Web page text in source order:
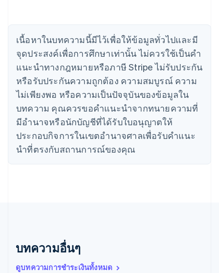
เนื้อหาในบทความนี้มีไว้เพื่อให้ข้อมูลทั่วไปและมี
จุดประสงค์เพื่อการศึกษาเท่านั้น ไม่ควรใช้เป็นคํา
แนะนําทางกฎหมายหรือภาษี Stripe ไม่รับประกัน
หรือรับประกันความถูกต้อง ความสมบูรณ์ ความ
ไม่เพียงพอ หรือความเป็นปัจจุบันของข้อมูลใน
บทความ คุณควรขอคําแนะนําจากทนายความที่
มีอํานาจหรือนักบัญชีที่ได้รับใบอนุญาตให้
ประกอบกิจการในเขตอํานาจศาลเพื่อรับคําแนะ
นําที่ตรงกับสถานการณ์ของคุณ
บทความอื่นๆ
ดูบทความการชำระเงินทั้งหมด
ไซปรัส
ญี่ปุ่น
日本語English
เดนมาร์ก
English
ไทย
ไทยEnglish
English
นิวซีแลนด์
English
เนเธอร์แลนด์
NederlandsEnglish
PortuguêsEnglish
English